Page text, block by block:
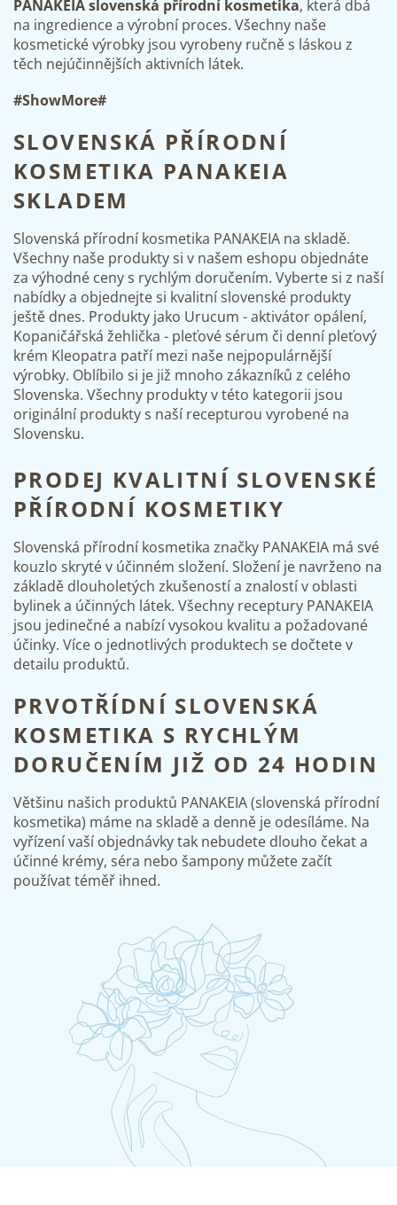
a
c
í
p
y
v
ý
p
u
PANAKEIA slovenská přírodní kosmetika, která dbá
na ingredience a výrobní proces. Všechny naše
kosmetické výrobky jsou vyrobeny ručně s láskou z
těch nejúčinnějších aktivních látek.
#ShowMore#
SLOVENSKÁ PŘÍRODNÍ
KOSMETIKA PANAKEIA
SKLADEM
Slovenská přírodní kosmetika PANAKEIA na skladě.
Všechny naše produkty si v našem eshopu objednáte
za výhodné ceny s rychlým doručením. Vyberte si z naší
nabídky a objednejte si kvalitní slovenské produkty
ještě dnes. Produkty jako Urucum - aktivátor opálení,
Kopaničářská žehlička - pleťové sérum či denní pleťový
krém Kleopatra patří mezi naše nejpopulárnější
výrobky. Oblíbilo si je již mnoho zákazníků z celého
Slovenska. Všechny produkty v této kategorii jsou
originální produkty s naší recepturou vyrobené na
Slovensku.
PRODEJ KVALITNÍ SLOVENSKÉ
PŘÍRODNÍ KOSMETIKY
Slovenská přírodní kosmetika značky PANAKEIA má své
kouzlo skryté v účinném složení. Složení je navrženo na
základě dlouholetých zkušeností a znalostí v oblasti
bylinek a účinných látek. Všechny receptury PANAKEIA
jsou jedinečné a nabízí vysokou kvalitu a požadované
účinky. Více o jednotlivých produktech se dočtete v
detailu produktů.
PRVOTŘÍDNÍ SLOVENSKÁ
KOSMETIKA S RYCHLÝM
DORUČENÍM JIŽ OD 24 HODIN
Většinu našich produktů PANAKEIA (slovenská přírodní
kosmetika) máme na skladě a denně je odesíláme. Na
vyřízení vaší objednávky tak nebudete dlouho čekat a
účinné krémy, séra nebo šampony můžete začít
používat téměř ihned.